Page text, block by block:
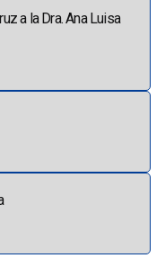
a la Dra. Ana Luisa